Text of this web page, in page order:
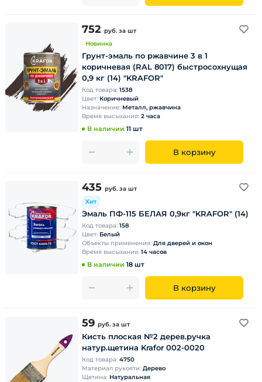
752 руб. за шт
Новинка
Грунт-эмаль по ржавчине 3 в 1
коричневая (RAL 8017) быстросохнущая
0,9 кг (14) "KRAFOR"
Код товара: 1538
Цвет: Коричневый
Назначение: Металл, ржавчина
Время высыхания: 2 часа
В наличии 11 шт
В корзину
435 руб. за шт
Хит
Эмаль ПФ-115 БЕЛАЯ 0,9кг "KRAFOR" (14)
Код товара: 158
Цвет: Белый
Объекты применения: Для дверей и окон
Время высыхания: 14 часов
В наличии 18 шт
В корзину
59 руб. за шт
Кисть плоская №2 дерев.ручка
натур.щетина Krafor 002-0020
Код товара: 4750
Материал рукояти: Дерево
Щетина: Натуральная